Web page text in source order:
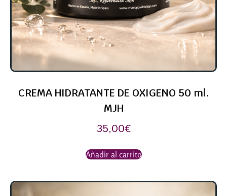
CREMA HIDRATANTE DE OXIGENO 50 ml.
MJH
35,00€
Añadir al carrito